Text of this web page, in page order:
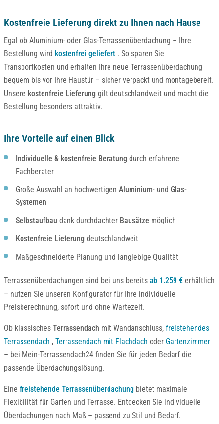
Kostenfreie Lieferung direkt zu Ihnen nach Hause
Egal ob Aluminium- oder Glas-Terrassenüberdachung – Ihre
Bestellung wird kostenfrei geliefert . So sparen Sie
Transportkosten und erhalten Ihre neue Terrassenüberdachung
bequem bis vor Ihre Haustür – sicher verpackt und montagebereit.
Unsere kostenfreie Lieferung gilt deutschlandweit und macht die
Bestellung besonders attraktiv.
Ihre Vorteile auf einen Blick
Individuelle & kostenfreie Beratung durch erfahrene
Fachberater
Große Auswahl an hochwertigen Aluminium- und Glas-
Systemen
Selbstaufbau dank durchdachter Bausätze möglich
Kostenfreie Lieferung deutschlandweit
Maßgeschneiderte Planung und langlebige Qualität
Terrassenüberdachungen sind bei uns bereits ab 1.259 € erhältlich
– nutzen Sie unseren Konfigurator für Ihre individuelle
Preisberechnung, sofort und ohne Wartezeit.
Ob klassisches Terrassendach mit Wandanschluss, freistehendes
Terrassendach , Terrassendach mit Flachdach oder Gartenzimmer
– bei Mein-Terrassendach24 finden Sie für jeden Bedarf die
passende Überdachungslösung.
Eine freistehende Terrassenüberdachung bietet maximale
Flexibilität für Garten und Terrasse. Entdecken Sie individuelle
Überdachungen nach Maß – passend zu Stil und Bedarf.